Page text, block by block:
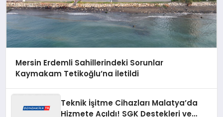
Mersin Erdemli Sahillerindeki Sorunlar
Kaymakam Tetikoğlu’na İletildi
Teknik İşitme Cihazları Malatya’da
Hizmete Açıldı! SGK Destekleri ve